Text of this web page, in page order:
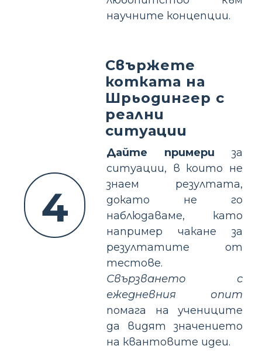
научните концепции.
4
Свържете
котката на
Шрьодингер с
реални
ситуации
Дайте примери за
ситуации, в които не
знаем резултата,
докато не го
наблюдаваме, като
например чакане за
резултатите от
тестове.
Свързването с
ежедневния опит
помага на учениците
да видят значението
на квантовите идеи.